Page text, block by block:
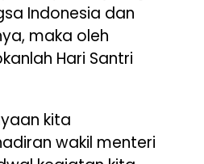
Indonesia dan
maka oleh
Hari Santri
kita
wakil menteri